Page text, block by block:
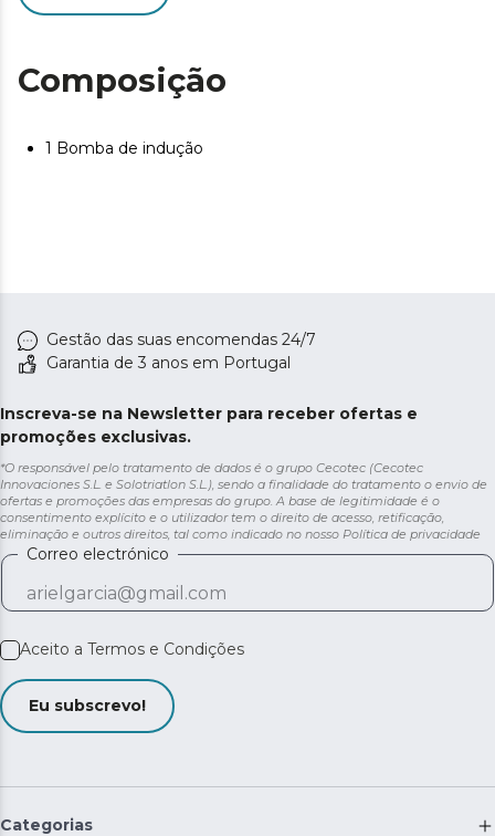
Composição
1 Bomba de indução
Gestão das suas encomendas 24/7
Garantia de 3 anos em Portugal
Inscreva-se na Newsletter para receber ofertas e
promoções exclusivas.
*O responsável pelo tratamento de dados é o grupo Cecotec (Cecotec
Innovaciones S.L. e Solotriatlon S.L.), sendo a finalidade do tratamento o envio de
ofertas e promoções das empresas do grupo. A base de legitimidade é o
consentimento explícito e o utilizador tem o direito de acesso, retificação,
eliminação e outros direitos, tal como indicado no nosso Política de privacidade
Correo electrónico
Aceito a Termos e Condições
Eu subscrevo!
Categorias